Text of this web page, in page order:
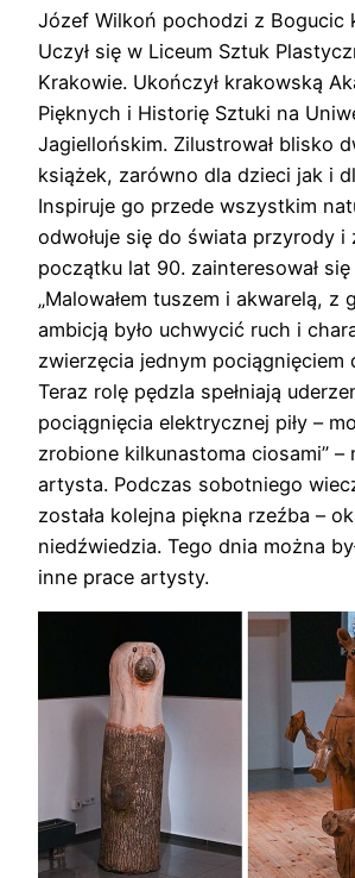
Józef Wilkoń pochodzi z Bogucic
Uczył się w Liceum Sztuk
Krakowie. Ukończył krakowską
Pięknych i Historię Sztuki na
Jagiellońskim. Zilustrował blisko
książek, zarówno dla dzieci jak i
Inspiruje go przede wszystkim
odwołuje się do świata przyrody i
początku lat 90. zainteresował
„Malowałem tuszem i akwarelą, z
ambicją było uchwycić ruch i
zwierzęcia jednym pociągnięciem
Teraz rolę pędzla spełniają
pociągnięcia elektrycznej piły –
zrobione kilkunastoma ciosami” –
artysta. Podczas sobotniego
została kolejna piękna rzeźba –
niedźwiedzia. Tego dnia można
inne prace artysty.